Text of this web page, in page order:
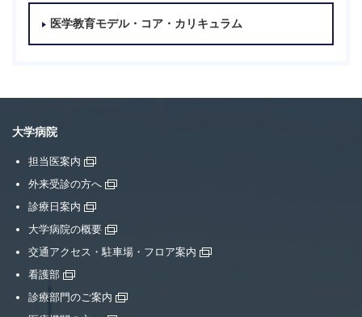
医学教育モデル・コア・カリキュラム
大学病院
担当医案内
外来受診の方へ
診療日案内
大学病院の概要
交通アクセス・駐車場・フロア案内
看護部
診療部門のご案内